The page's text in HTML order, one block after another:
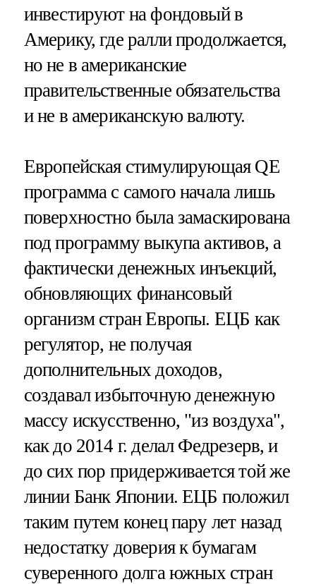
инвестируют на фондовый в
Америку, где ралли продолжается,
но не в американские
правительственные обязательства
и не в американскую валюту.
Европейская стимулирующая QE
программа с самого начала лишь
поверхностно была замаскирована
под программу выкупа активов, а
фактически денежных инъекций,
обновляющих финансовый
организм стран Европы. ЕЦБ как
регулятор, не получая
дополнительных доходов,
создавал избыточную денежную
массу искусственно, "из воздуха",
как до 2014 г. делал Федрезерв, и
до сих пор придерживается той же
линии Банк Японии. ЕЦБ положил
таким путем конец пару лет назад
недостатку доверия к бумагам
суверенного долга южных стран